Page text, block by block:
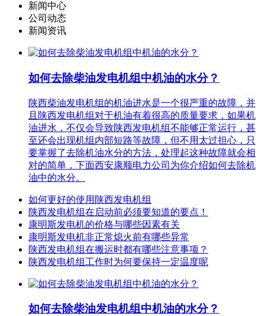
新闻中心
公司动态
新闻资讯
如何去除柴油发电机组中机油的水分？
陕西柴油发电机组的机油进水是一个很严重的故障，并
且陕西发电机组对于机油有着很高的质量要求，如果机
油进水，不仅会导致陕西发电机组不能够正常运行，甚
至还会出现机组内部短路等故障，但不用太过担心，只
要掌握了去除机油水分的方法，处理起这种故障就会相
对的简单，下面西安康顺电力公司为你介绍如何去除机
油中的水分。
如何更好的使用陕西发电机组
陕西发电机组在启动前必须要知道的要点！
康明斯发电机的价格与哪些因素有关
康明斯发电机非正常熄火前有哪些异常
陕西发电机组在搬运时都有哪些注意事项？
陕西发电机组工作时为何要保持一定温度呢
如何去除柴油发电机组中机油的水分？